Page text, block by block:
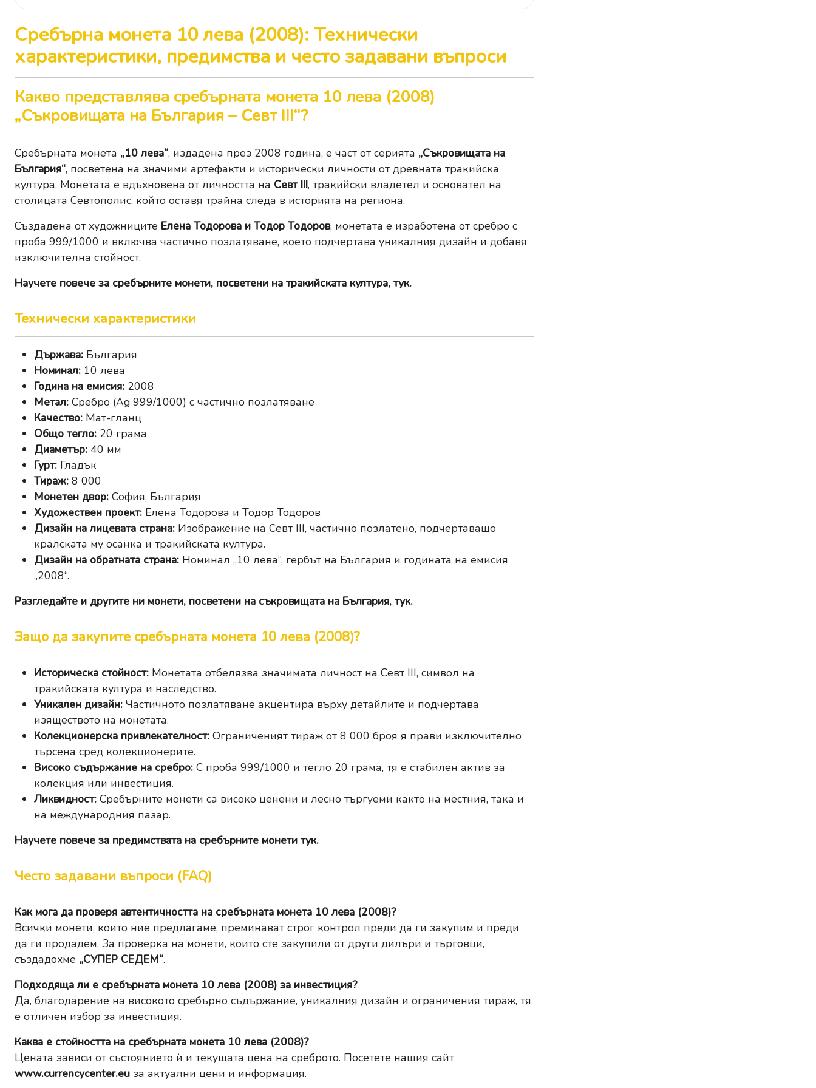
Сребърна монета 10 лева (2008): Технически
характеристики, предимства и често задавани въпроси
Какво представлява сребърната монета 10 лева (2008)
„Съкровищата на България – Севт III“?
Сребърната монета „10 лева“, издадена през 2008 година, е част от серията „Съкровищата на
България“, посветена на значими артефакти и исторически личности от древната тракийска
култура. Монетата е вдъхновена от личността на Севт III, тракийски владетел и основател на
столицата Севтополис, който оставя трайна следа в историята на региона.
Създадена от художниците Елена Тодорова и Тодор Тодоров, монетата е изработена от сребро с
проба 999/1000 и включва частично позлатяване, което подчертава уникалния дизайн и добавя
изключителна стойност.
Научете повече за сребърните монети, посветени на тракийската култура, тук.
Технически характеристики
Държава: България
Номинал: 10 лева
Година на емисия: 2008
Метал: Сребро (Ag 999/1000) с частично позлатяване
Качество: Мат-гланц
Общо тегло: 20 грама
Диаметър: 40 мм
Гурт: Гладък
Тираж: 8 000
Монетен двор: София, България
Художествен проект: Елена Тодорова и Тодор Тодоров
Дизайн на лицевата страна: Изображение на Севт III, частично позлатено, подчертаващо
кралската му осанка и тракийската култура.
Дизайн на обратната страна: Номинал „10 лева“, гербът на България и годината на емисия
„2008“.
Разгледайте и другите ни монети, посветени на съкровищата на България, тук.
Защо да закупите сребърната монета 10 лева (2008)?
Историческа стойност: Монетата отбелязва значимата личност на Севт III, символ на
тракийската култура и наследство.
Уникален дизайн: Частичното позлатяване акцентира върху детайлите и подчертава
изяществото на монетата.
Колекционерска привлекателност: Ограниченият тираж от 8 000 броя я прави изключително
търсена сред колекционерите.
Високо съдържание на сребро: С проба 999/1000 и тегло 20 грама, тя е стабилен актив за
колекция или инвестиция.
Ликвидност: Сребърните монети са високо ценени и лесно търгуеми както на местния, така и
на международния пазар.
Научете повече за предимствата на сребърните монети тук.
Често задавани въпроси (FAQ)
Как мога да проверя автентичността на сребърната монета 10 лева (2008)?
Всички монети, които ние предлагаме, преминават строг контрол преди да ги закупим и преди
да ги продадем. За проверка на монети, които сте закупили от други дилъри и търговци,
създадохме „СУПЕР СЕДЕМ“.
Подходяща ли е сребърната монета 10 лева (2008) за инвестиция?
Да, благодарение на високото сребърно съдържание, уникалния дизайн и ограничения тираж, тя
е отличен избор за инвестиция.
Каква е стойността на сребърната монета 10 лева (2008)?
Цената зависи от състоянието ѝ и текущата цена на среброто. Посетете нашия сайт
www.currencycenter.eu за актуални цени и информация.